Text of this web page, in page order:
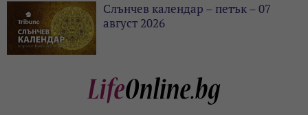
Слънчев календар – петък – 07
август 2026